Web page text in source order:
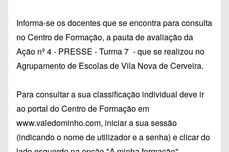
Informa-se os docentes que se encontra para consulta
no Centro de Formação, a pauta de avaliação da
Ação nº 4 - PRESSE - Turma 7 - que se realizou no
Agrupamento de Escolas de Vila Nova de Cerveira.
Para consultar a sua classificação individual deve ir
ao portal do Centro de Formação em
www.valedominho.com, iniciar a sua sessão
(indicando o nome de utilizador e a senha) e clicar do